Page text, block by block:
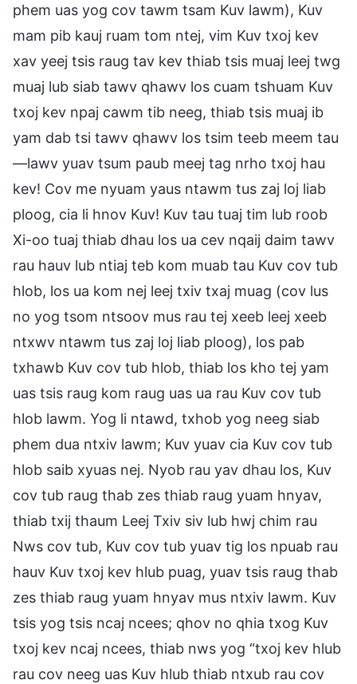
phem uas yog cov tawm tsam Kuv lawm), Kuv
mam pib kauj ruam tom ntej, vim Kuv txoj kev
xav yeej tsis raug tav kev thiab tsis muaj leej twg
muaj lub siab tawv qhawv los cuam tshuam Kuv
txoj kev npaj cawm tib neeg, thiab tsis muaj ib
yam dab tsi tawv qhawv los tsim teeb meem tau
—lawv yuav tsum paub meej tag nrho txoj hau
kev! Cov me nyuam yaus ntawm tus zaj loj liab
ploog, cia li hnov Kuv! Kuv tau tuaj tim lub roob
Xi-oo tuaj thiab dhau los ua cev nqaij daim tawv
rau hauv lub ntiaj teb kom muab tau Kuv cov tub
hlob, los ua kom nej leej txiv txaj muag (cov lus
no yog tsom ntsoov mus rau tej xeeb leej xeeb
ntxwv ntawm tus zaj loj liab ploog), los pab
txhawb Kuv cov tub hlob, thiab los kho tej yam
uas tsis raug kom raug uas ua rau Kuv cov tub
hlob lawm. Yog li ntawd, txhob yog neeg siab
phem dua ntxiv lawm; Kuv yuav cia Kuv cov tub
hlob saib xyuas nej. Nyob rau yav dhau los, Kuv
cov tub raug thab zes thiab raug yuam hnyav,
thiab txij thaum Leej Txiv siv lub hwj chim rau
Nws cov tub, Kuv cov tub yuav tig los npuab rau
hauv Kuv txoj kev hlub puag, yuav tsis raug thab
zes thiab raug yuam hnyav mus ntxiv lawm. Kuv
tsis yog tsis ncaj ncees; qhov no qhia txog Kuv
txoj kev ncaj ncees, thiab nws yog “txoj kev hlub
rau cov neeg uas Kuv hlub thiab ntxub rau cov